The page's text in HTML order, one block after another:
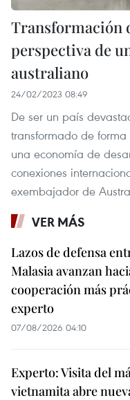
Transformación
perspectiva de
australiano
24/02/2023 08:49
De ser un país
transformado de
una economía de
conexiones
exembajador de
VER MÁS
Lazos de defensa
Malasia avanzan
cooperación más
experto
07/08/2026 04:10
Experto: Visita del
vietnamita abre